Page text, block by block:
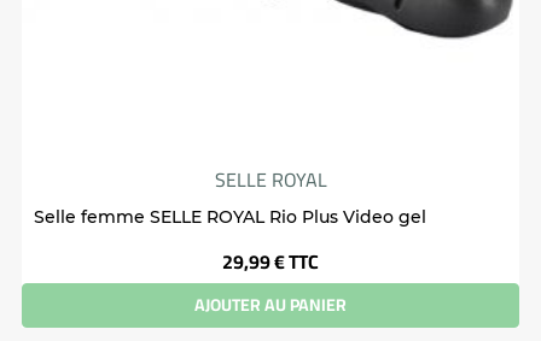
SELLE ROYAL
Selle femme SELLE ROYAL Rio Plus Video gel
Prix
29,99 €TTC
AJOUTER AU PANIER